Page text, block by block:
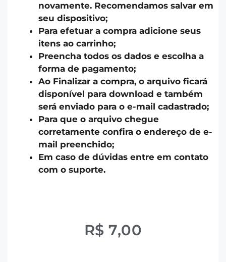
novamente. Recomendamos salvar em
seu dispositivo;
Para efetuar a compra adicione seus
itens ao carrinho;
Preencha todos os dados e escolha a
forma de pagamento;
Ao Finalizar a compra, o arquivo ficará
disponível para download e também
será enviado para o e-mail cadastrado;
Para que o arquivo chegue
corretamente confira o endereço de e-
mail preenchido;
Em caso de dúvidas entre em contato
com o suporte.
R$ 7,00